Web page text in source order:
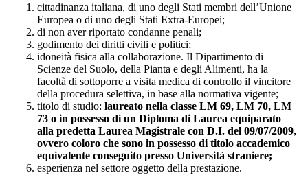
cittadinanza italiana, di uno degli Stati membri dell’Unione
Europea o di uno degli Stati Extra-Europei;
di non aver riportato condanne penali;
godimento dei diritti civili e politici;
idoneità fisica alla collaborazione. Il Dipartimento di
Scienze del Suolo, della Pianta e degli Alimenti, ha la
facoltà di sottoporre a visita medica di controllo il vincitore
della procedura selettiva, in base alla normativa vigente;
titolo di studio: laureato nella classe LM 69, LM 70, LM
73 o in possesso di un Diploma di Laurea equiparato
alla predetta Laurea Magistrale con D.I. del 09/07/2009,
ovvero coloro che sono in possesso di titolo accademico
equivalente conseguito presso Università straniere;
esperienza nel settore oggetto della prestazione.